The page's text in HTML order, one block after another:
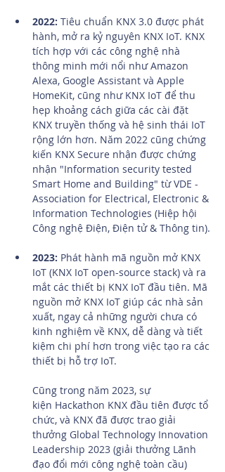
2022: Tiêu chuẩn KNX 3.0 được phát
hành, mở ra kỷ nguyên KNX IoT. KNX
tích hợp với các công nghệ nhà
thông minh mới nổi như Amazon
Alexa, Google Assistant và Apple
HomeKit, cũng như KNX IoT để thu
hẹp khoảng cách giữa các cài đặt
KNX truyền thống và hệ sinh thái IoT
rộng lớn hơn. Năm 2022 cũng chứng
kiến KNX Secure nhận được chứng
nhận "Information security tested
Smart Home and Building" từ VDE -
Association for Electrical, Electronic &
Information Technologies (Hiệp hội
Công nghệ Điện, Điện tử & Thông tin).
2023: Phát hành mã nguồn mở KNX
IoT (KNX IoT open-source stack) và ra
mắt các thiết bị KNX IoT đầu tiên. Mã
nguồn mở KNX IoT giúp các nhà sản
xuất, ngay cả những người chưa có
kinh nghiệm về KNX, dễ dàng và tiết
kiệm chi phí hơn trong việc tạo ra các
thiết bị hỗ trợ IoT.
Cũng trong năm 2023, sự
kiện Hackathon KNX đầu tiên được tổ
chức, và KNX đã được trao giải
thưởng Global Technology Innovation
Leadership 2023 (giải thưởng Lãnh
đạo đổi mới công nghệ toàn cầu)